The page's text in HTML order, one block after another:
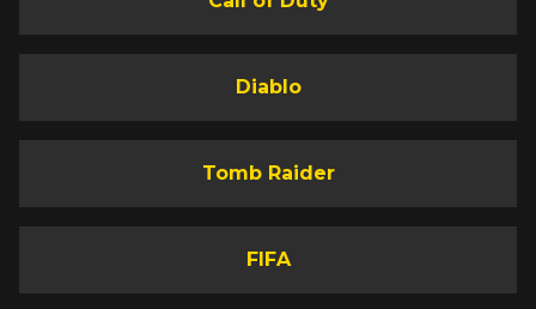
Diablo
Tomb Raider
FIFA